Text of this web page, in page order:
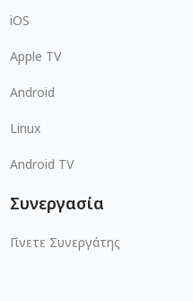
iOS
Apple TV
Android
Linux
Android TV
Συνεργασία
Γίνετε Συνεργάτης